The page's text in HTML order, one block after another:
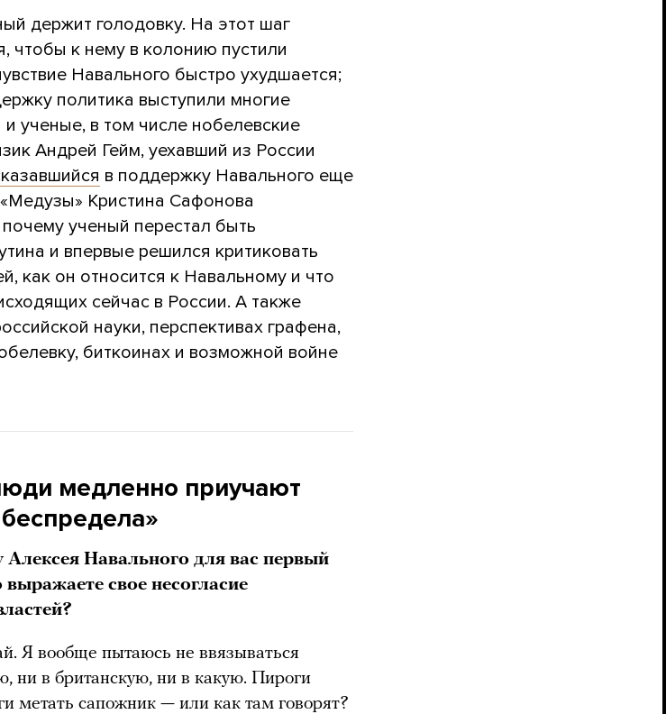
держит голодовку. На этот шаг
чтобы к нему в колонию пустили
Навального быстро ухудшается;
политика выступили многие
ученые, в том числе нобелевские
Андрей Гейм, уехавший из России
в поддержку Навального еще
Кристина Сафонова
ученый перестал быть
и впервые решился критиковать
как он относится к Навальному и что
сейчас в России. А также
науки, перспективах графена,
биткоинах и возможной войне
медленно приучают
Алексея Навального для вас первый
свое несогласие
Я вообще пытаюсь не ввязываться
ни в британскую, ни в какую. Пироги
метать сапожник — или как там говорят?